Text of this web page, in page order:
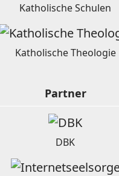
Katholische Schulen
Katholische Theologie
Partner
DBK